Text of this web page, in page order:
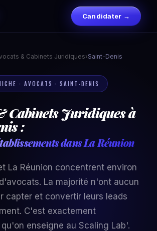
Candidater →
& Cabinets Juridiques›Saint-Denis
· AVOCATS · SAINT-DENIS
Cabinets Juridiques à
:
dans La Réunion
La Réunion concentrent environ
La majorité n'ont aucun
capter et convertir leurs leads
C'est exactement
enseigne au Scaling Lab'.